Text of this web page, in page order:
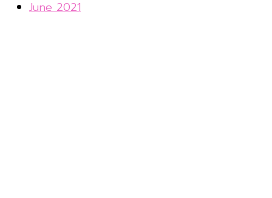
June 2021